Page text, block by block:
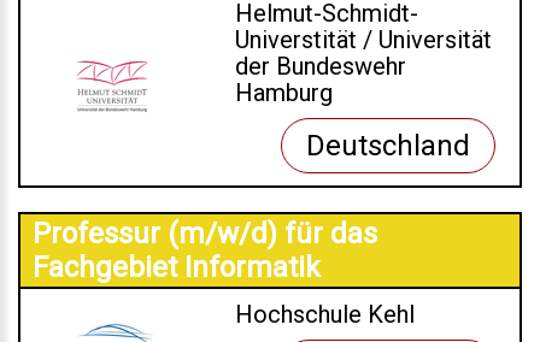
Helmut-Schmidt-
Universtität / Universität
der Bundeswehr
Hamburg
Deutschland
Professur (m/w/d) für das
Fachgebiet Informatik
Hochschule Kehl